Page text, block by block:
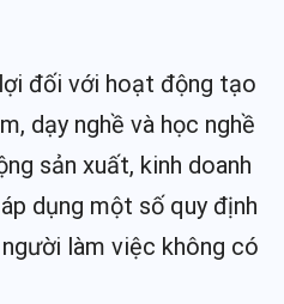
đối với hoạt động tạo
dạy nghề và học nghề
sản xuất, kinh doanh
dụng một số quy định
làm việc không có